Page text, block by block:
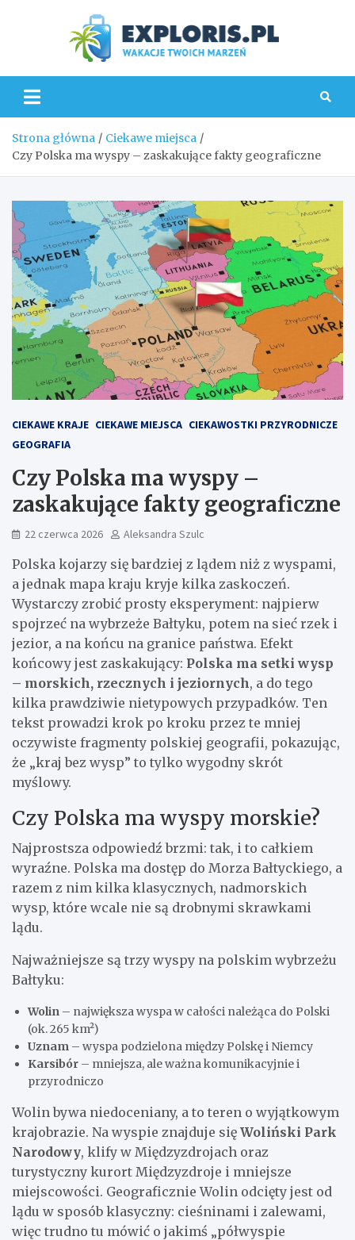
Strona główna
Ciekawe miejsca
Czy Polska ma wyspy – zaskakujące fakty geograficzne
CIEKAWE KRAJE CIEKAWE MIEJSCA CIEKAWOSTKI PRZYRODNICZE
GEOGRAFIA
Czy Polska ma wyspy –
zaskakujące fakty geograficzne
22 czerwca 2026 Aleksandra Szulc
Polska kojarzy się bardziej z lądem niż z wyspami,
a jednak mapa kraju kryje kilka zaskoczeń.
Wystarczy zrobić prosty eksperyment: najpierw
spojrzeć na wybrzeże Bałtyku, potem na sieć rzek i
jezior, a na końcu na granice państwa. Efekt
końcowy jest zaskakujący: Polska ma setki wysp
– morskich, rzecznych i jeziornych, a do tego
kilka prawdziwie nietypowych przypadków. Ten
tekst prowadzi krok po kroku przez te mniej
oczywiste fragmenty polskiej geografii, pokazując,
że „kraj bez wysp” to tylko wygodny skrót
myślowy.
Czy Polska ma wyspy morskie?
Najprostsza odpowiedź brzmi: tak, i to całkiem
wyraźne. Polska ma dostęp do Morza Bałtyckiego, a
razem z nim kilka klasycznych, nadmorskich
wysp, które wcale nie są drobnymi skrawkami
lądu.
Najważniejsze są trzy wyspy na polskim wybrzeżu
Bałtyku:
Wolin – największa wyspa w całości należąca do Polski
(ok. 265 km²)
Uznam – wyspa podzielona między Polskę i Niemcy
Karsibór – mniejsza, ale ważna komunikacyjnie i
przyrodniczo
Wolin bywa niedoceniany, a to teren o wyjątkowym
krajobrazie. Na wyspie znajduje się Woliński Park
Narodowy, klify w Międzyzdrojach oraz
turystyczny kurort Międzyzdroje i mniejsze
miejscowości. Geograficznie Wolin odcięty jest od
lądu w sposób klasyczny: cieśninami i zalewami,
więc trudno tu mówić o jakimś „półwyspie